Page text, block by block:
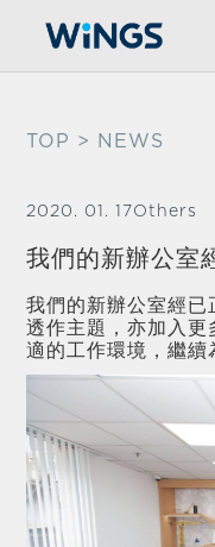
TOP > NEWS
2020. 01. 17 Others
我們的新辦公室
我們的新辦公室經
透作主題，亦加入
適的工作環境，繼續